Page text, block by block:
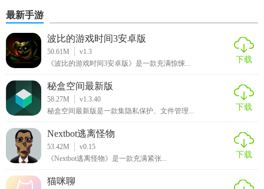
最新手游
波比的游戏时间3安卓版
50.61M
v1.3
《波比的游戏时间3安卓版》是一款充满惊悚...
下载
秘盒空间最新版
58.27M
v1.3.40
秘盒空间最新版是一款集隐私保护、文件管理...
下载
Nextbot逃离怪物
53.42M
v0.15
《Nextbot逃离怪物》是一款充满紧张...
下载
猫咪聊